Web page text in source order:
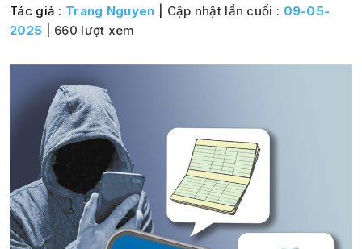
Tác giả : Trang Nguyen | Cập nhật lần cuối : 09-05-
2025 | 660 lượt xem